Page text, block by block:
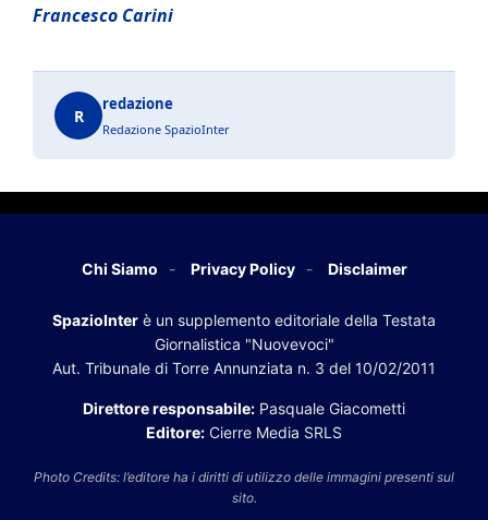
Francesco Carini
R
redazione
Redazione SpazioInter
Chi Siamo Privacy Policy Disclaimer
SpazioInter è un supplemento editoriale della Testata
Giornalistica "Nuovevoci"
Aut. Tribunale di Torre Annunziata n. 3 del 10/02/2011
Direttore responsabile: Pasquale Giacometti
Editore: Cierre Media SRLS
Photo Credits: l’editore ha i diritti di utilizzo delle immagini presenti sul
sito.